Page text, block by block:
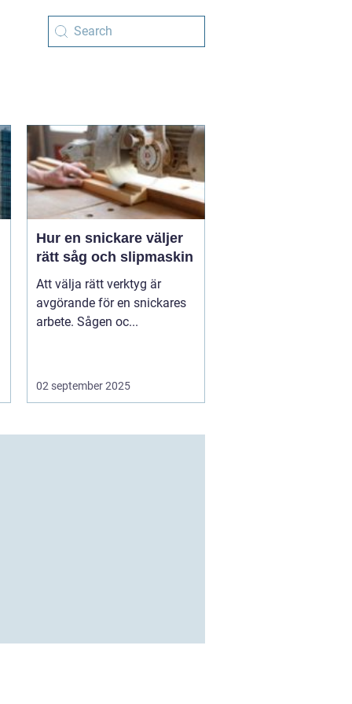
Hur en snickare väljer
rätt såg och slipmaskin
Att välja rätt verktyg är
avgörande för en snickares
arbete. Sågen oc...
02 september 2025